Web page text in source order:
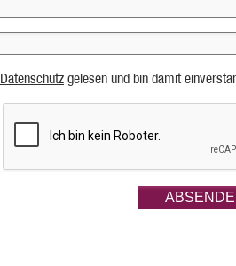
Datenschutz gelesen und bin damit